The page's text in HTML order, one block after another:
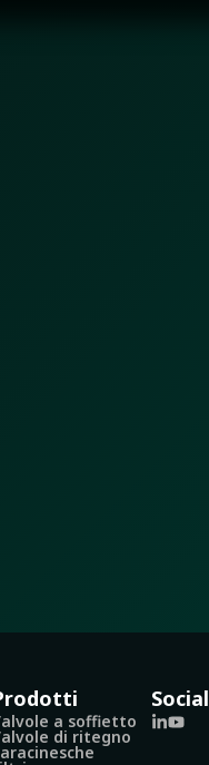
a soffietto
di ritegno
Social